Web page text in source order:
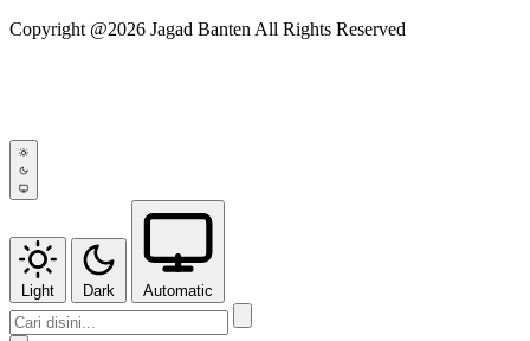
Copyright @2026 Jagad Banten All Rights Reserved
Light Dark Automatic